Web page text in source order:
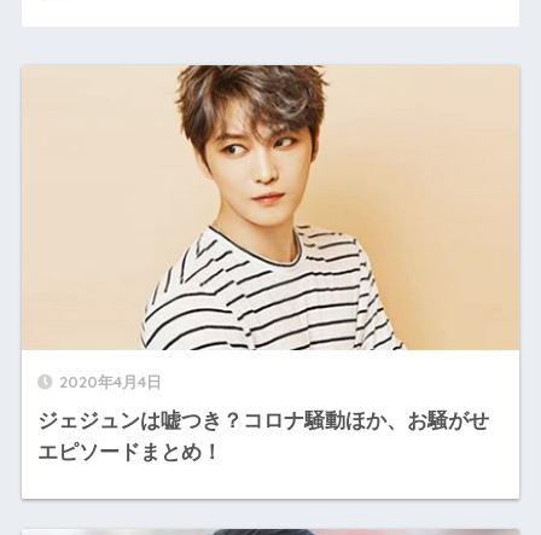
2020年4月4日
ジェジュンは嘘つき？コロナ騒動ほか、お騒がせ
エピソードまとめ！